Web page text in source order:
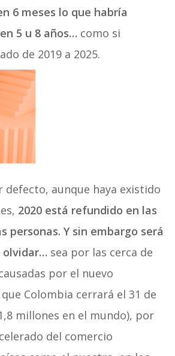
6 meses lo que habría
5 u 8 años… como si
de 2019 a 2025.
defecto, aunque haya existido
2020 está refundido en las
personas. Y sin embargo será
olvidar… sea por las cerca de
por el nuevo
Colombia cerrará el 31 de
millones en el mundo), por
del comercio